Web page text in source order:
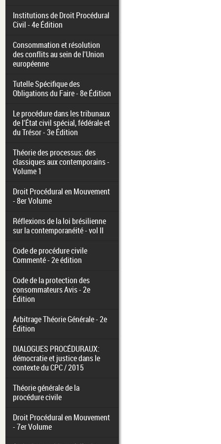
Institutions de Droit Procédural
Civil - 4e Édition
Consommation et résolution
des conflits au sein de l'Union
européenne
Tutelle Spécifique des
Obligations du Faire - 8e Édition
Le procédure dans les tribunaux
de l'État civil spécial, fédérale et
du Trésor - 3e Édition
Théorie des processus: des
classiques aux contemporains -
Volume 1
Droit Procédural en Mouvement
- 8er Volume
Réflexions de la loi brésilienne
sur la contemporanéité - vol II
Code de procédure civile
Commenté - 2e édition
Code de la protection des
consommateurs Avis - 2e
Édition
Arbitrage Théorie Générale - 2e
Édition
DIALOGUES PROCÉDURAUX:
démocratie et justice dans le
contexte du CPC / 2015
Théorie générale de la
procédure civile
Droit Procédural en Mouvement
- 7er Volume